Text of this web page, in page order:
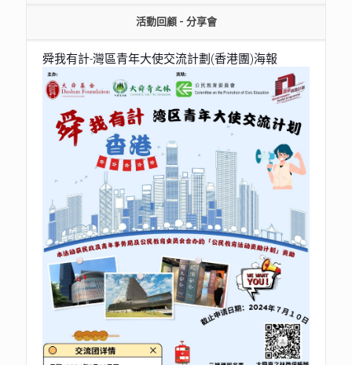
活動回顧 - 分享會
舜我有計-灣區青年大使交流計劃(香港團)海報